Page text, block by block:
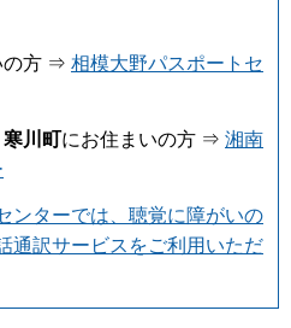
の方 ⇒ 相模大野パスポートセ
川町にお住まいの方 ⇒ 湘南
ンターでは、聴覚に障がいの
通訳サービスをご利用いただ